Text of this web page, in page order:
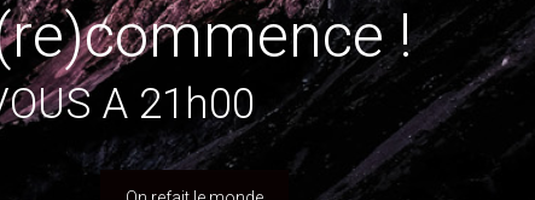
!
A 21h00